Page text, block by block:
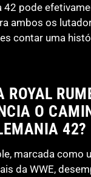
42 pode
ambos os
contar uma
ROYAL
O
42?
marcada como
da WWE,